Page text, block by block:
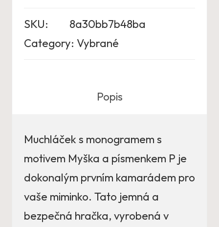
SKU:
8a30bb7b48ba
Category: Vybrané
Popis
Muchláček s monogramem s
motivem Myška a písmenkem P je
dokonalým prvním kamarádem pro
vaše miminko. Tato jemná a
bezpečná hračka, vyrobená v